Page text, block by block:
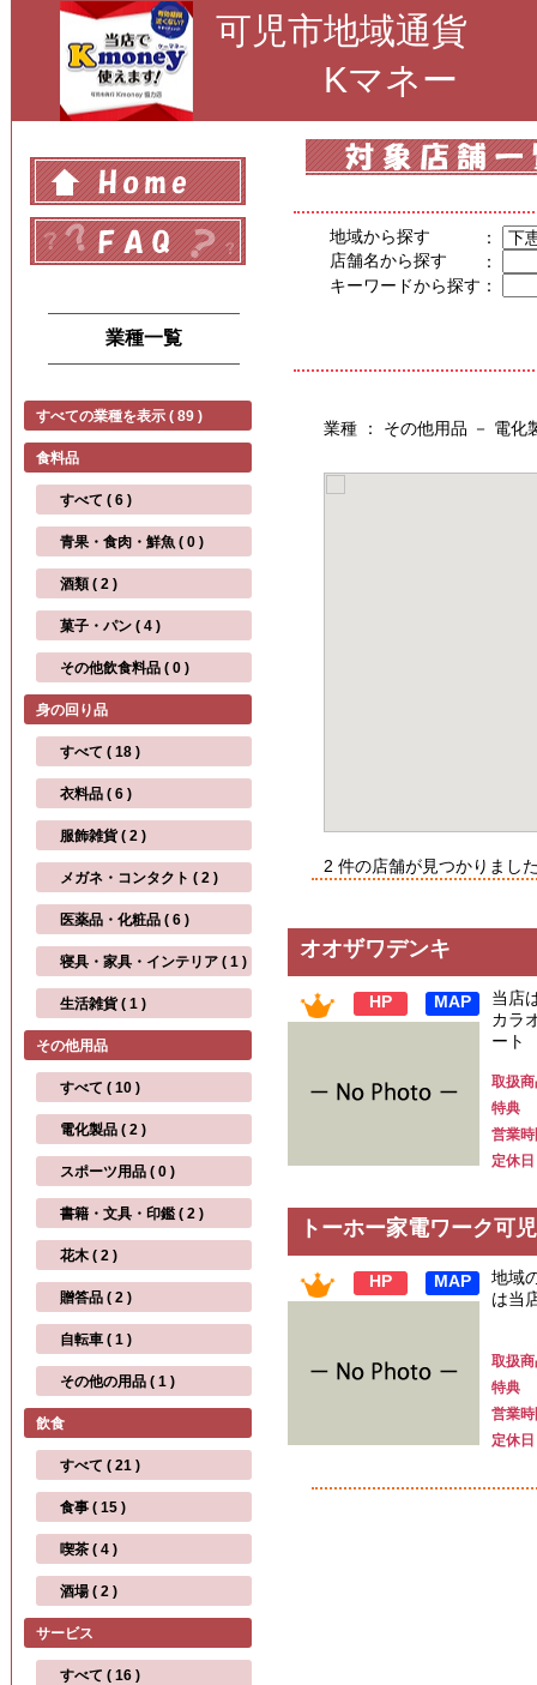
可児市地域通貨
Kマネー
業種一覧
すべての業種を表示 ( 89 )
食料品
すべて ( 6 )
青果・食肉・鮮魚 ( 0 )
酒類 ( 2 )
菓子・パン ( 4 )
その他飲食料品 ( 0 )
身の回り品
すべて ( 18 )
衣料品 ( 6 )
服飾雑貨 ( 2 )
メガネ・コンタクト ( 2 )
医薬品・化粧品 ( 6 )
寝具・家具・インテリア ( 1 )
生活雑貨 ( 1 )
その他用品
すべて ( 10 )
電化製品 ( 2 )
スポーツ用品 ( 0 )
書籍・文具・印鑑 ( 2 )
花木 ( 2 )
贈答品 ( 2 )
自転車 ( 1 )
その他の用品 ( 1 )
飲食
すべて ( 21 )
食事 ( 15 )
喫茶 ( 4 )
酒場 ( 2 )
サービス
すべて ( 16 )
地域から探す
：
店舗名から探す
：
キーワードから探す ：
業種 ： その他用品 － 電
2 件の店舗が見つかりまし
オオザワデンキ
MAP
HP
当店
カラ
ート
取扱
特典
営業
定休日
トーホー家電ワーク可児
MAP
HP
地域
は当
取扱
特典
営業
定休日